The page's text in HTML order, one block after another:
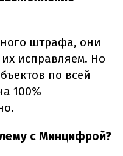
штрафа, они
исправляем. Но
по всей
100%
с Минцифрой?